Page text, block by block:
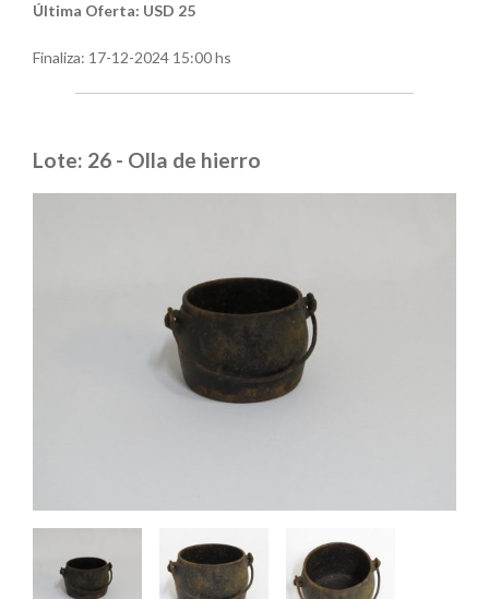
Última Oferta: USD 25
Finaliza: 17-12-2024 15:00 hs
Lote: 26 - Olla de hierro